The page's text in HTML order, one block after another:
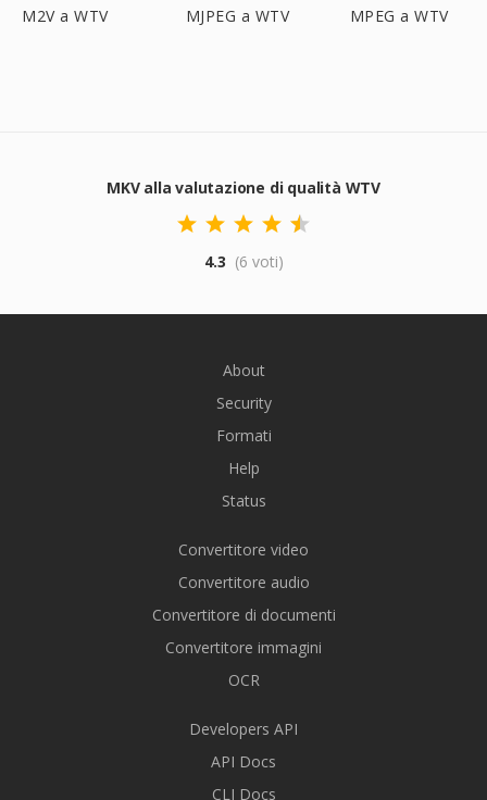
M2V a WTV MJPEG a WTV MPEG a WTV
MKV alla valutazione di qualità WTV
4.3 (6 voti)
About
Security
Formati
Help
Status
Convertitore video
Convertitore audio
Convertitore di documenti
Convertitore immagini
OCR
Developers API
API Docs
CLI Docs